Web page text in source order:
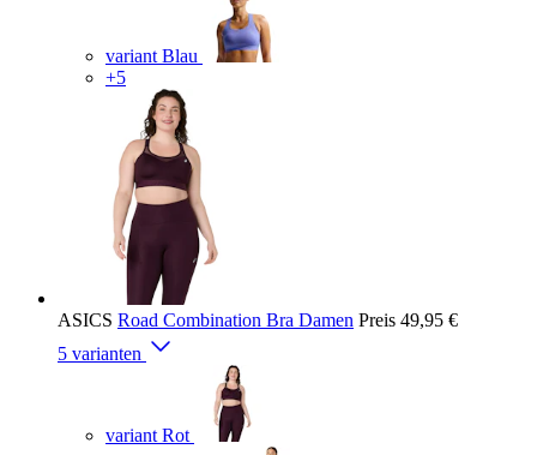
variant Blau
+5
ASICS Road Combination Bra Damen Preis 49,95 €
5 varianten
variant Rot